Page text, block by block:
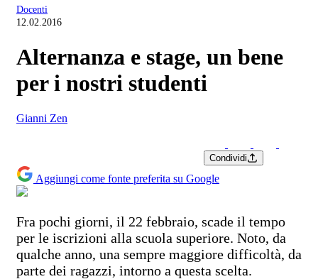
Docenti
12.02.2016
Alternanza e stage, un bene
per i nostri studenti
Gianni Zen
Condividi
Aggiungi come fonte preferita su Google
Fra pochi giorni, il 22 febbraio, scade il tempo
per le iscrizioni alla scuola superiore. Noto, da
qualche anno, una sempre maggiore difficoltà, da
parte dei ragazzi, intorno a questa scelta.